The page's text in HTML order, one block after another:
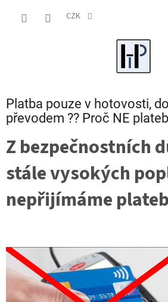
CZK
Platba pouze v hotovosti,
převodem ?? Proč NE
Z bezpečnostních
stále vysokých
nepřijímáme